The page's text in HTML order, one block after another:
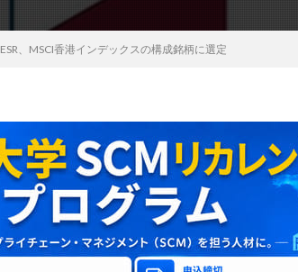
ESR、MSCI香港インデックスの構成銘柄に選定